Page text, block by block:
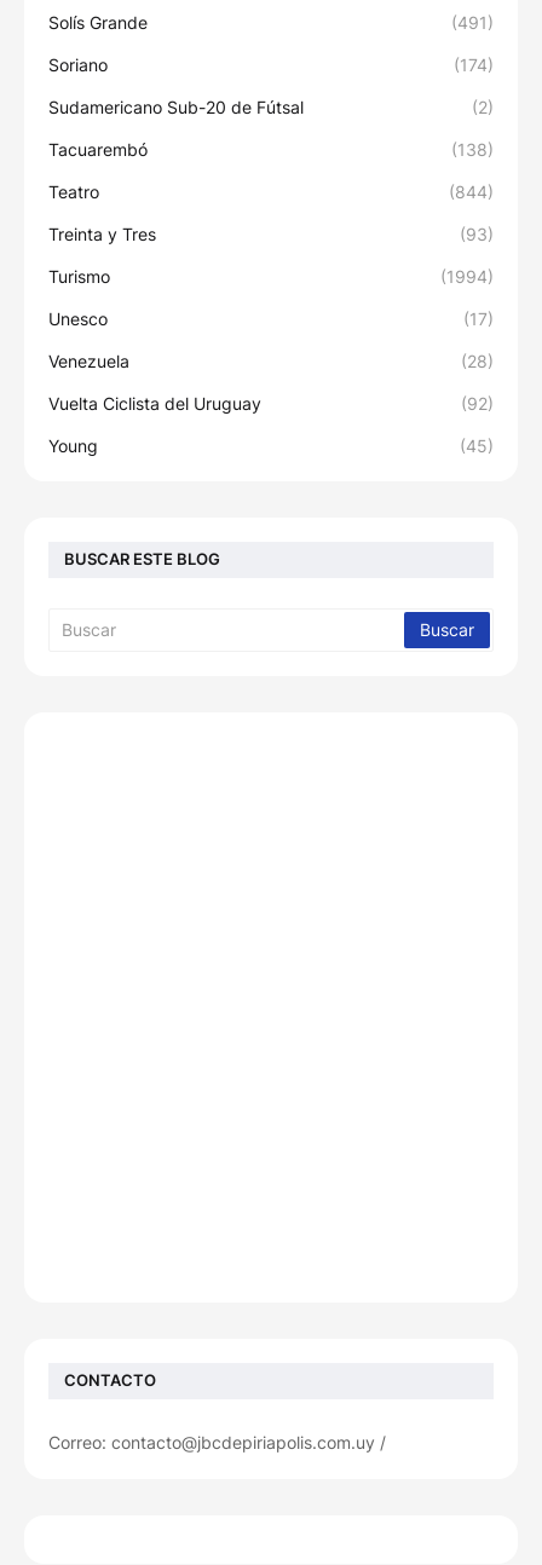
Solís Grande (491)
Soriano (174)
Sudamericano Sub-20 de Fútsal (2)
Tacuarembó (138)
Teatro (844)
Treinta y Tres (93)
Turismo (1994)
Unesco (17)
Venezuela (28)
Vuelta Ciclista del Uruguay (92)
Young (45)
BUSCAR ESTE BLOG
CONTACTO
Correo: contacto@jbcdepiriapolis.com.uy /